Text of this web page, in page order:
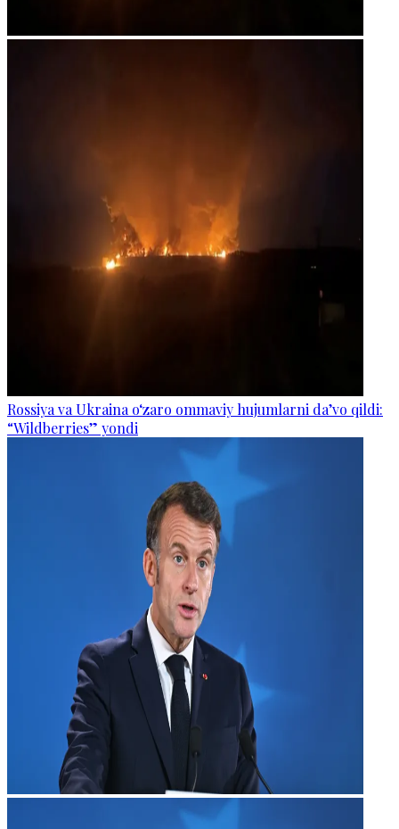
Rossiya va Ukraina o‘zaro ommaviy hujumlarni da’vo qildi:
“Wildberries” yondi